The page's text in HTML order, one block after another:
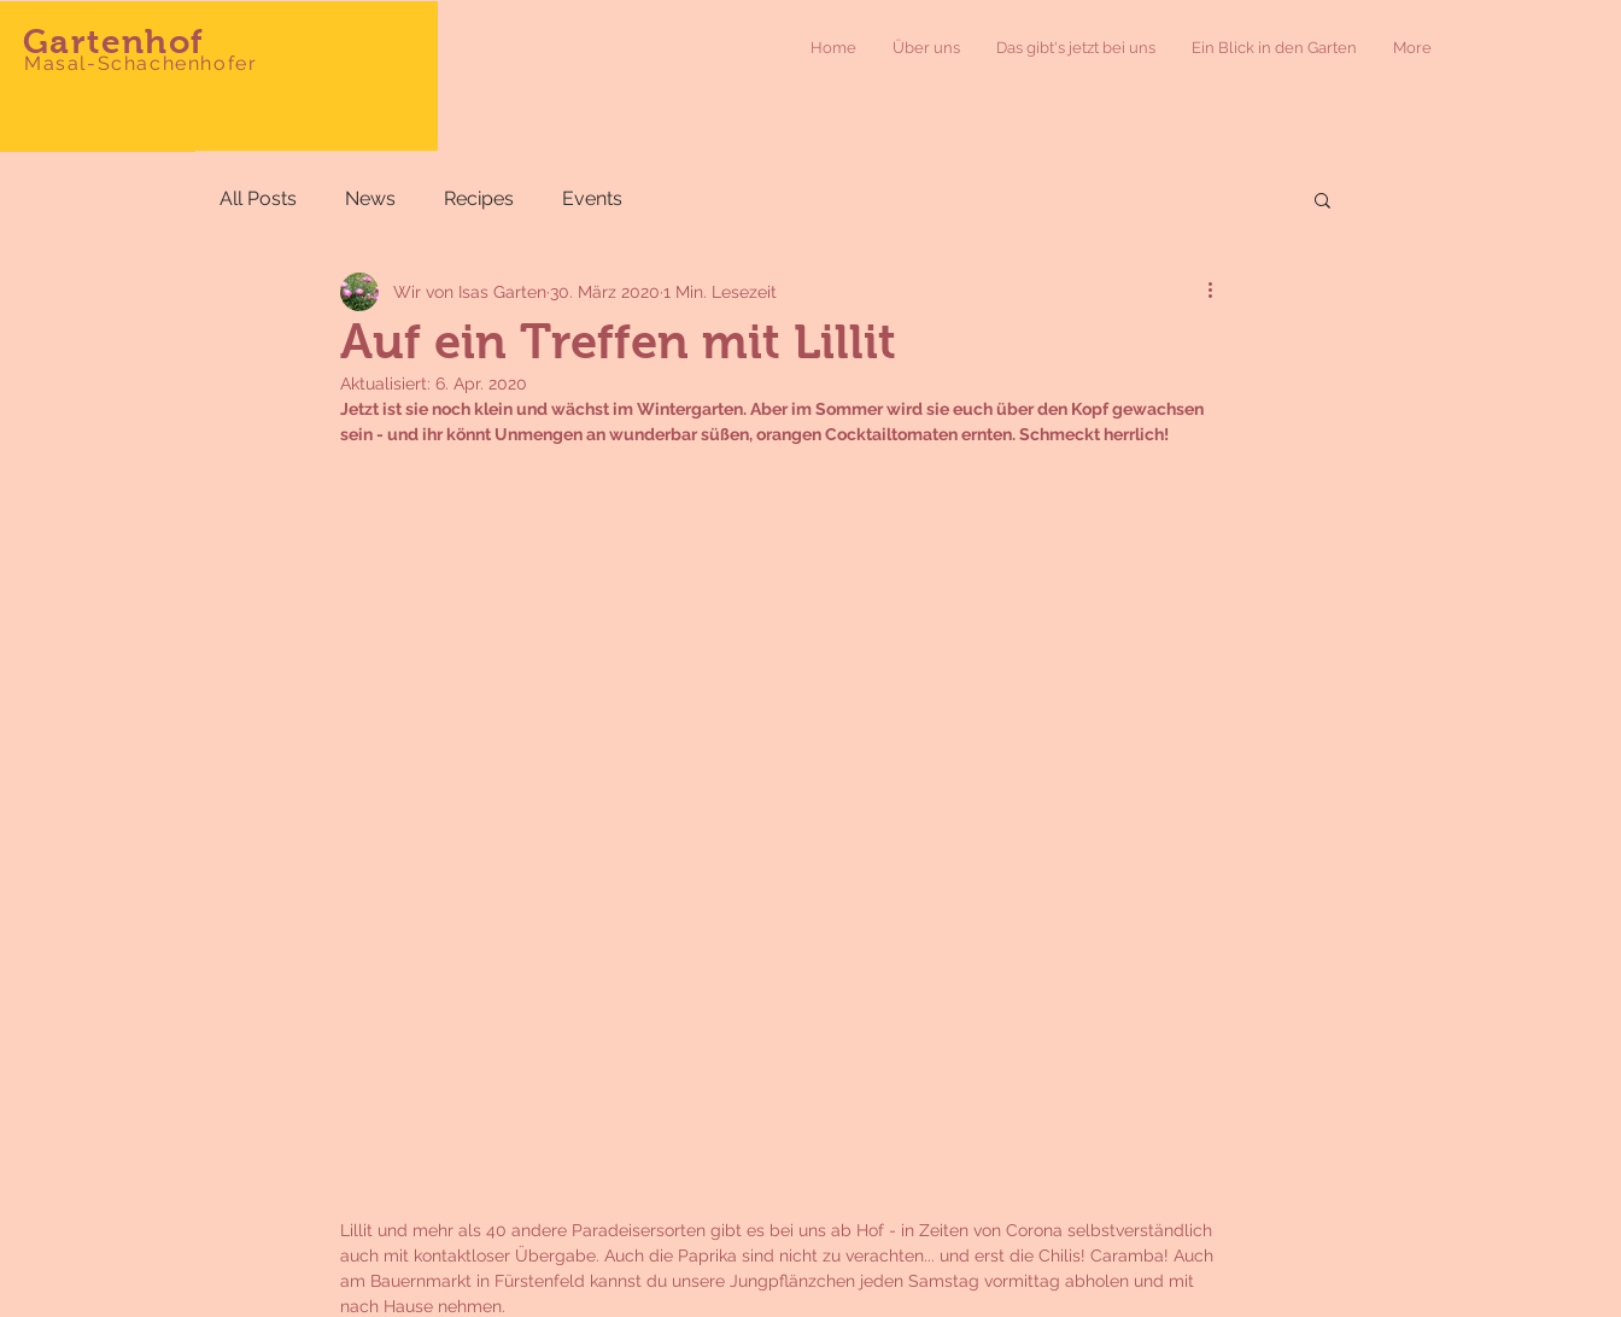
Gartenhof
Masal-Schachenhofer
Home Über uns Das gibt's jetzt bei uns Ein Blick in den Garten More
All Posts News Recipes Events
Auf ein Treffen mit Lillit
Wir von Isas Garten 30. März 2020 1 Min. Lesezeit
Aktualisiert: 6. Apr. 2020
Jetzt ist sie noch klein und wächst im Wintergarten. Aber im Sommer wird sie euch über den Kopf gewachsen
sein - und ihr könnt Unmengen an wunderbar süßen, orangen Cocktailtomaten ernten. Schmeckt herrlich!
Lillit und mehr als 40 andere Paradeisersorten gibt es bei uns ab Hof - in Zeiten von Corona selbstverständlich
auch mit kontaktloser Übergabe. Auch die Paprika sind nicht zu verachten... und erst die Chilis! Caramba! Auch
am Bauernmarkt in Fürstenfeld kannst du unsere Jungpflänzchen jeden Samstag vormittag abholen und mit
nach Hause nehmen.